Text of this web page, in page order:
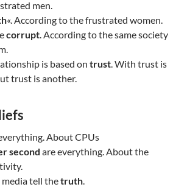
men.
«. According to the frustrated women.
corrupt. According to the same society
is based on trust. With trust is
trust is another.
About CPUs
second are everything. About the
tell thetruth.